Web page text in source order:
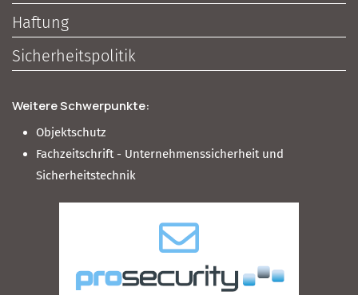
Haftung
Sicherheitspolitik
Weitere Schwerpunkte:
Objektschutz
Fachzeitschrift - Unternehmenssicherheit und
Sicherheitstechnik